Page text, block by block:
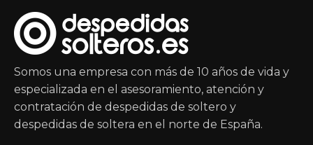
Somos una empresa con más de 10 años de vida y
especializada en el asesoramiento, atención y
contratación de despedidas de soltero y
despedidas de soltera en el norte de España.